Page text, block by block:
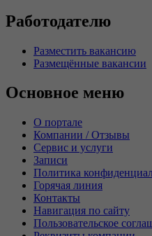
Работодателю
Разместить вакансию
Размещённые вакансии
Основное меню
О портале
Компании / Отзывы
Сервис и услуги
Записи
Политика
Горячая линия
Контакты
Навигация по сайту
Пользовательское